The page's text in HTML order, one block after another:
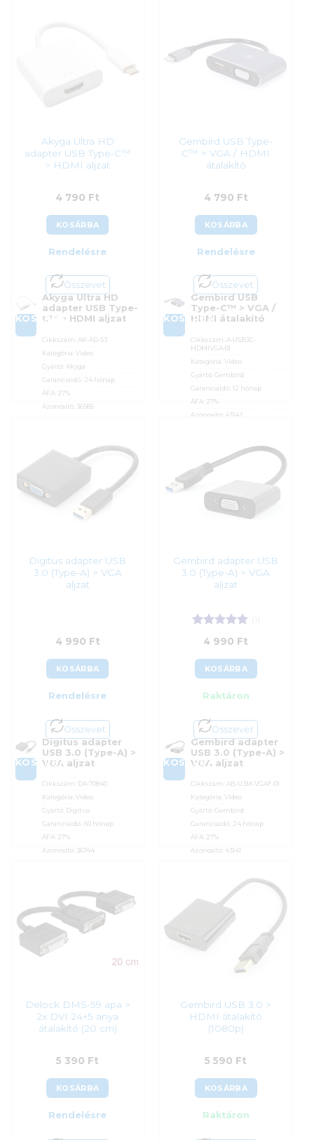
Akyga Ultra HD
adapter USB Type-C™
> HDMI aljzat
4 790 Ft
KOSÁRBA
Rendelésre
Összevet
KOSÁRBA
Akyga Ultra HD
adapter USB Type-
C™ > HDMI aljzat
Cikkszám: AK-AD-53
Kategória:Video
Gyártó: Akyga
Garanciaidő: 24 hónap
ÁFA: 27%
Azonosító: 36585
Gembird USB Type-
C™ > VGA / HDMI
átalakító
4 790 Ft
KOSÁRBA
Rendelésre
Összevet
KOSÁRBA
Gembird USB
Type-C™ > VGA /
HDMI átalakító
Cikkszám: A-USB3C-
HDMIVGA-01
Kategória: Video
Gyártó: Gembird
Garanciaidő: 12 hónap
ÁFA: 27%
Azonosító: 43142
Digitus adapter USB
3.0 (Type-A) > VGA
aljzat
4 990 Ft
KOSÁRBA
Rendelésre
Összevet
KOSÁRBA
Digitus adapter
USB 3.0 (Type-A) >
VGA aljzat
Cikkszám: DA-70840
Kategória:Video
Gyártó: Digitus
Garanciaidő:60 hónap
ÁFA: 27%
Azonosító: 36744
Gembird adapter USB
3.0 (Type-A) > VGA
aljzat
Értékelés:5
/ 54 990 Ft
KOSÁRBA
Raktáron
Összevet
KOSÁRBA
Gembird adapter
USB 3.0 (Type-A) >
VGA aljzat
Cikkszám: AB-U3M-VGAF-01
Kategória: Video
Gyártó: Gembird
Garanciaidő: 24 hónap
ÁFA: 27%
Azonosító: 43141
Delock DMS-59 apa >
2x DVI 24+5 anya
átalakító (20 cm)
5 390 Ft
KOSÁRBA
Rendelésre
Gembird USB 3.0 >
HDMI átalakító
(1080p)
5 590 Ft
KOSÁRBA
Raktáron